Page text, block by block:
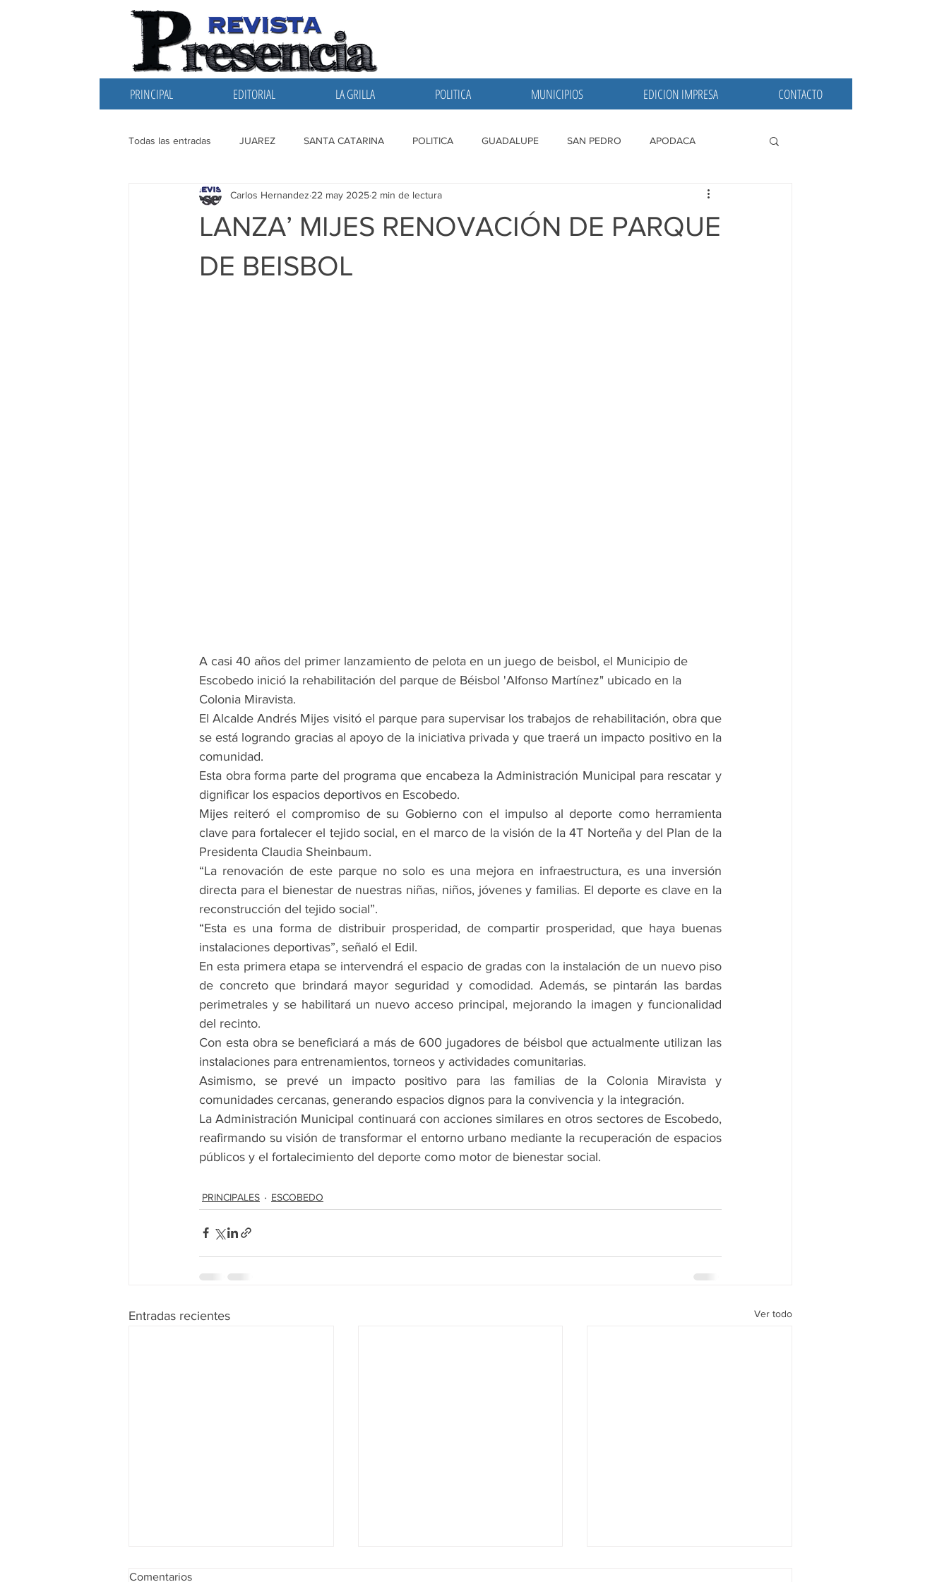
PRINCIPAL EDITORIAL LA GRILLA POLITICA MUNICIPIOS EDICION IMPRESA CONTACTO
Todas las entradas JUAREZ SANTA CATARINA POLITICA GUADALUPE SAN PEDRO APODACA
EDITORIAL SANTIAGO LA GRILLA SAN NICOLAS
LANZA’ MIJES RENOVACIÓN DE PARQUE
DE BEISBOL
Carlos Hernandez 22 may 2025 2 min de lectura
A casi 40 años del primer lanzamiento de pelota en un juego de beisbol, el Municipio de
Escobedo inició la rehabilitación del parque de Béisbol 'Alfonso Martínez" ubicado en la
Colonia Miravista.
El Alcalde Andrés Mijes visitó el parque para supervisar los trabajos de rehabilitación, obra que
se está logrando gracias al apoyo de la iniciativa privada y que traerá un impacto positivo en la
comunidad.
Esta obra forma parte del programa que encabeza la Administración Municipal para rescatar y
dignificar los espacios deportivos en Escobedo.
Mijes reiteró el compromiso de su Gobierno con el impulso al deporte como herramienta
clave para fortalecer el tejido social, en el marco de la visión de la 4T Norteña y del Plan de la
Presidenta Claudia Sheinbaum.
“La renovación de este parque no solo es una mejora en infraestructura, es una inversión
directa para el bienestar de nuestras niñas, niños, jóvenes y familias. El deporte es clave en la
reconstrucción del tejido social”.
“Esta es una forma de distribuir prosperidad, de compartir prosperidad, que haya buenas
instalaciones deportivas”, señaló el Edil.
En esta primera etapa se intervendrá el espacio de gradas con la instalación de un nuevo piso
de concreto que brindará mayor seguridad y comodidad. Además, se pintarán las bardas
perimetrales y se habilitará un nuevo acceso principal, mejorando la imagen y funcionalidad
del recinto.
Con esta obra se beneficiará a más de 600 jugadores de béisbol que actualmente utilizan las
instalaciones para entrenamientos, torneos y actividades comunitarias.
Asimismo, se prevé un impacto positivo para las familias de la Colonia Miravista y
comunidades cercanas, generando espacios dignos para la convivencia y la integración.
La Administración Municipal continuará con acciones similares en otros sectores de Escobedo,
reafirmando su visión de transformar el entorno urbano mediante la recuperación de espacios
públicos y el fortalecimiento del deporte como motor de bienestar social.
PRINCIPALES ESCOBEDO
Entradas recientes Ver todo
Comentarios